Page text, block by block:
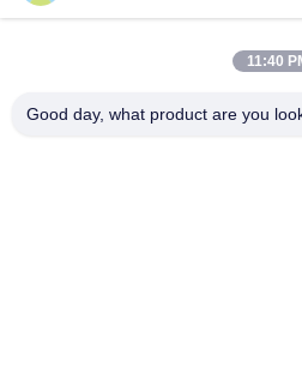
Politique de
11:40
Good day, what product are you